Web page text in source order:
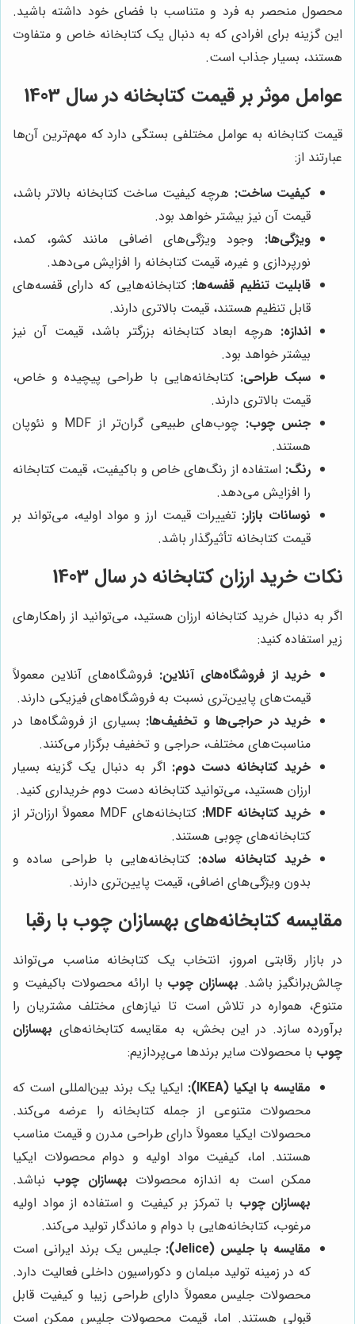
محصول منحصر به فرد و متناسب با فضای خود داشته باشید.
این گزینه برای افرادی که به دنبال یک کتابخانه خاص و متفاوت
هستند، بسیار جذاب است.
عوامل موثر بر قیمت کتابخانه در سال 1403
قیمت کتابخانه به عوامل مختلفی بستگی دارد که مهم‌ترین آن‌ها
عبارتند از:
کیفیت ساخت: هرچه کیفیت ساخت کتابخانه بالاتر باشد،
قیمت آن نیز بیشتر خواهد بود.
ویژگی‌ها: وجود ویژگی‌های اضافی مانند کشو، کمد،
نورپردازی و غیره، قیمت کتابخانه را افزایش می‌دهد.
قابلیت تنظیم قفسه‌ها: کتابخانه‌هایی که دارای قفسه‌های
قابل تنظیم هستند، قیمت بالاتری دارند.
اندازه: هرچه ابعاد کتابخانه بزرگتر باشد، قیمت آن نیز
بیشتر خواهد بود.
سبک طراحی: کتابخانه‌هایی با طراحی پیچیده و خاص،
قیمت بالاتری دارند.
جنس چوب:
چوب‌های طبیعی گران‌تر از MDF و نئوپان
هستند.
رنگ: استفاده از رنگ‌های خاص و باکیفیت، قیمت کتابخانه
را افزایش می‌دهد.
نوسانات بازار: تغییرات قیمت ارز و مواد اولیه، می‌تواند بر
قیمت کتابخانه تأثیرگذار باشد.
نکات خرید ارزان کتابخانه در سال 1403
اگر به دنبال خرید کتابخانه ارزان هستید، می‌توانید از راهکارهای
زیر استفاده کنید:
خرید از فروشگاه‌های آنلاین: فروشگاه‌های آنلاین معمولاً
قیمت‌های پایین‌تری نسبت به فروشگاه‌های فیزیکی دارند.
خرید در حراجی‌ها و تخفیف‌ها: بسیاری از فروشگاه‌ها در
مناسبت‌های مختلف، حراجی و تخفیف برگزار می‌کنند.
خرید کتابخانه دست دوم: اگر به دنبال یک گزینه بسیار
ارزان هستید، می‌توانید کتابخانه دست دوم خریداری کنید.
خرید کتابخانه MDF:
کتابخانه‌های MDF معمولاً ارزان‌تر از
کتابخانه‌های چوبی هستند.
خرید کتابخانه ساده: کتابخانه‌هایی با طراحی ساده و
بدون ویژگی‌های اضافی، قیمت پایین‌تری دارند.
مقایسه کتابخانه‌های بهسازان چوب با رقبا
در بازار رقابتی امروز، انتخاب یک کتابخانه مناسب می‌تواند
چالش‌برانگیز باشد. بهسازان چوب با ارائه محصولات باکیفیت و
متنوع، همواره در تلاش است تا نیازهای مختلف مشتریان را
برآورده سازد. در این بخش، به مقایسه کتابخانه‌های بهسازان
چوب با محصولات سایر برندها می‌پردازیم:
مقایسه با ایکیا (IKEA):
ایکیا یک برند بین‌المللی است که
محصولات متنوعی از جمله کتابخانه را عرضه می‌کند.
محصولات ایکیا معمولاً دارای طراحی مدرن و قیمت مناسب
هستند. اما، کیفیت مواد اولیه و دوام محصولات ایکیا
ممکن است به اندازه محصولات بهسازان چوب نباشد.
بهسازان چوب با تمرکز بر کیفیت و استفاده از مواد اولیه
مرغوب، کتابخانه‌هایی با دوام و ماندگار تولید می‌کند.
مقایسه با جلیس (Jelice):
جلیس یک برند ایرانی است
که در زمینه تولید مبلمان و دکوراسیون داخلی فعالیت دارد.
محصولات جلیس معمولاً دارای طراحی زیبا و کیفیت قابل
قبولی هستند. اما، قیمت محصولات جلیس ممکن است